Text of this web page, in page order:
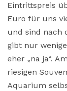
Eintrittspreis
Euro für uns
und sind nach
gibt nur
eher „na ja“.
riesigen
Aquarium